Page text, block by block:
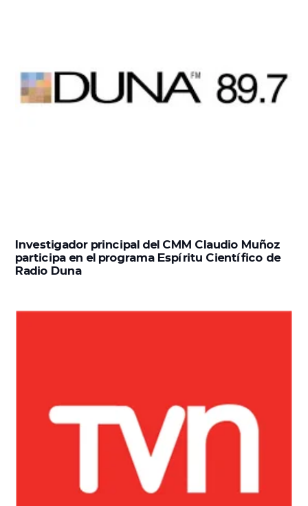
Investigador principal del CMM Claudio Muñoz
participa en el programa Espíritu Científico de
Radio Duna